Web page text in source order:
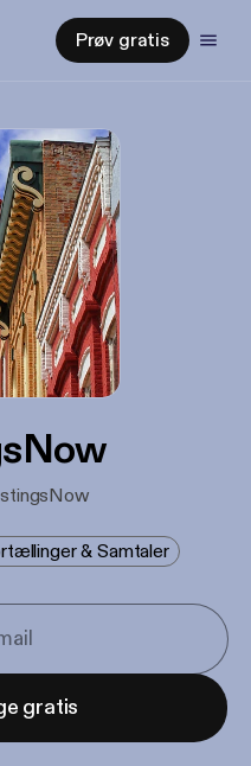
Prøv gratis
& Samtaler
gratis